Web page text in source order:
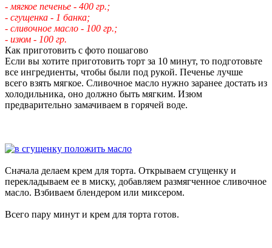
- мягкое печенье - 400 гр.;
- сгущенка - 1 банка;
- сливочное масло - 100 гр.;
- изюм - 100 гр.
Как приготовить с фото пошагово
Если вы хотите приготовить торт за 10 минут, то подготовьте
все ингредиенты, чтобы были под рукой. Печенье лучше
всего взять мягкое. Сливочное масло нужно заранее достать из
холодильника, оно должно быть мягким. Изюм
предварительно замачиваем в горячей воде.
Сначала делаем крем для торта. Открываем сгущенку и
перекладываем ее в миску, добавляем размягченное сливочное
масло. Взбиваем блендером или миксером.
Всего пару минут и крем для торта готов.